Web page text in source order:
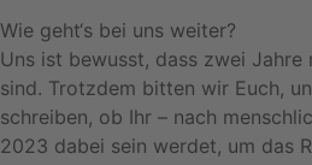
Wie geht‘s bei uns weiter?
Uns ist bewusst, dass zwei Jahre
sind. Trotzdem bitten wir Euch,
schreiben, ob Ihr – nach
2023 dabei sein werdet, um das